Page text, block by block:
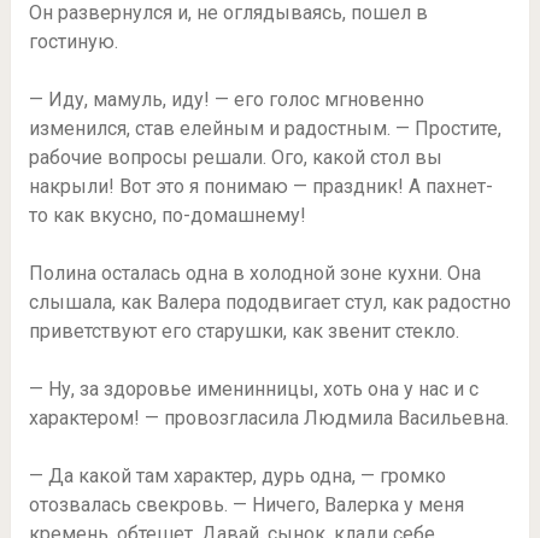
Он развернулся и, не оглядываясь, пошел в
гостиную.
— Иду, мамуль, иду! — его голос мгновенно
изменился, став елейным и радостным. — Простите,
рабочие вопросы решали. Ого, какой стол вы
накрыли! Вот это я понимаю — праздник! А пахнет-
то как вкусно, по-домашнему!
Полина осталась одна в холодной зоне кухни. Она
слышала, как Валера пододвигает стул, как радостно
приветствуют его старушки, как звенит стекло.
— Ну, за здоровье именинницы, хоть она у нас и с
характером! — провозгласила Людмила Васильевна.
— Да какой там характер, дурь одна, — громко
отозвалась свекровь. — Ничего, Валерка у меня